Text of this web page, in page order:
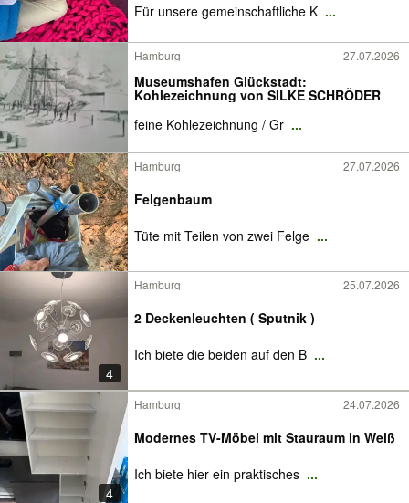
Für unsere gemeinschaftliche K ...
Hamburg 27.07.2026
Museumshafen Glückstadt:
Kohlezeichnung von SILKE SCHRÖDER
feine Kohlezeichnung / Gr ...
Hamburg 27.07.2026
Felgenbaum
Tüte mit Teilen von zwei Felge ...
4
Hamburg 25.07.2026
2 Deckenleuchten ( Sputnik )
Ich biete die beiden auf den B ...
4
Hamburg 24.07.2026
Modernes TV-Möbel mit Stauraum in Weiß
Ich biete hier ein praktisches ...